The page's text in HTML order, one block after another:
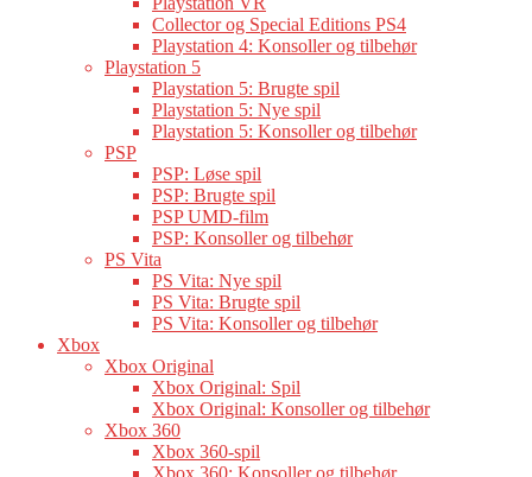
Collector og Special Editions PS4
Playstation 4: Konsoller og tilbehør
Playstation 5
Playstation 5: Brugte spil
Playstation 5: Nye spil
Playstation 5: Konsoller og tilbehør
PSP
PSP: Løse spil
PSP: Brugte spil
PSP UMD-film
PSP: Konsoller og tilbehør
PS Vita
PS Vita: Nye spil
PS Vita: Brugte spil
PS Vita: Konsoller og tilbehør
Xbox
Xbox Original
Xbox Original: Spil
Xbox Original: Konsoller og tilbehør
Xbox 360
Xbox 360-spil